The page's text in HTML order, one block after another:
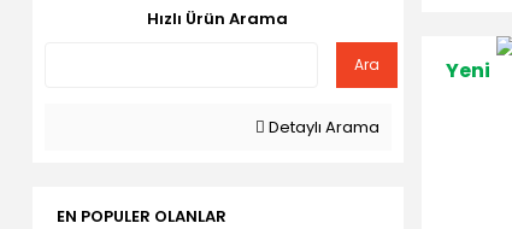
Hızlı Ürün Arama
Ara
Detaylı Arama
EN POPULER OLANLAR
Yeni